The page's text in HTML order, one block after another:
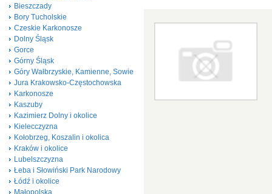
Bieszczady
Bory Tucholskie
Czeskie Karkonosze
Dolny Śląsk
Gorce
Górny Śląsk
Góry Wałbrzyskie, Kamienne, Sowie
Jura Krakowsko-Częstochowska
Karkonosze
Kaszuby
Kazimierz Dolny i okolice
Kielecczyzna
Kołobrzeg, Koszalin i okolica
Kraków i okolice
Lubelszczyzna
Łeba i Słowiński Park Narodowy
Łódź i okolice
Małopolska